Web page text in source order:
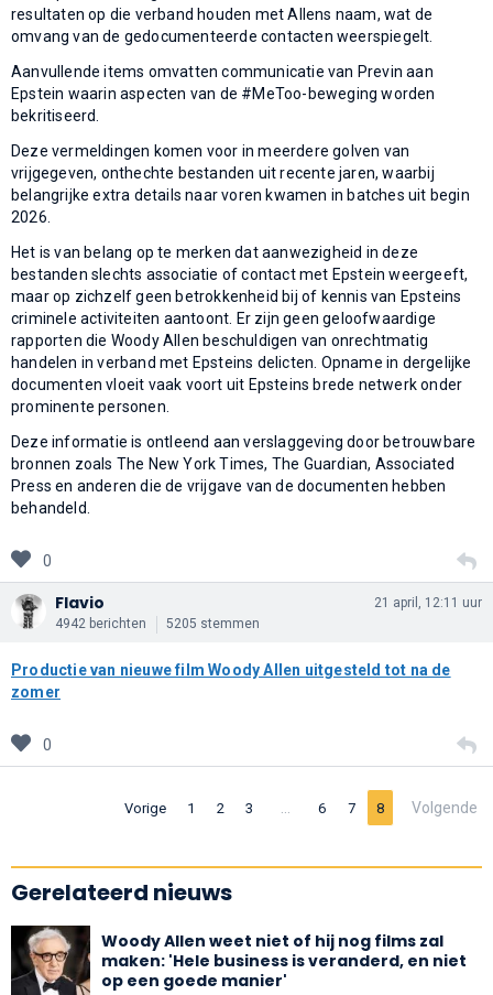
resultaten op die verband houden met Allens naam, wat de
omvang van de gedocumenteerde contacten weerspiegelt.
Aanvullende items omvatten communicatie van Previn aan
Epstein waarin aspecten van de #MeToo-beweging worden
bekritiseerd.
Deze vermeldingen komen voor in meerdere golven van
vrijgegeven, onthechte bestanden uit recente jaren, waarbij
belangrijke extra details naar voren kwamen in batches uit begin
2026.
Het is van belang op te merken dat aanwezigheid in deze
bestanden slechts associatie of contact met Epstein weergeeft,
maar op zichzelf geen betrokkenheid bij of kennis van Epsteins
criminele activiteiten aantoont. Er zijn geen geloofwaardige
rapporten die Woody Allen beschuldigen van onrechtmatig
handelen in verband met Epsteins delicten. Opname in dergelijke
documenten vloeit vaak voort uit Epsteins brede netwerk onder
prominente personen.
Deze informatie is ontleend aan verslaggeving door betrouwbare
bronnen zoals The New York Times, The Guardian, Associated
Press en anderen die de vrijgave van de documenten hebben
behandeld.
0
Flavio
4942 berichten 5205 stemmen
21 april, 12:11 uur
Productie van nieuwe film Woody Allen uitgesteld tot na de
zomer
0
Vorige 1 2 3 6 7 8 Volgende
Gerelateerd nieuws
Woody Allen weet niet of hij nog films zal
maken: 'Hele business is veranderd, en niet
op een goede manier'